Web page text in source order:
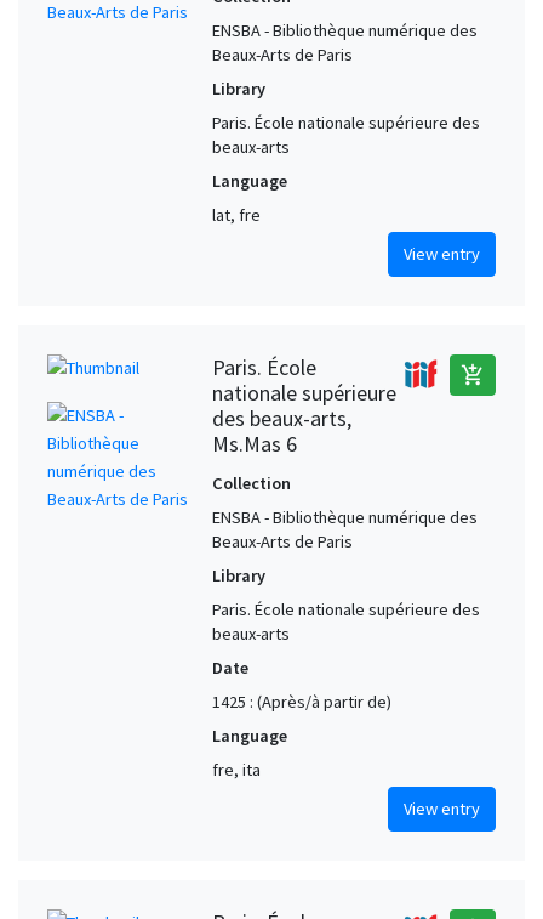
ENSBA - Bibliothèque numérique des
Beaux-Arts de Paris
Library
Paris. École nationale supérieure des
beaux-arts
Language
lat, fre
View entry
Paris. École
nationale supérieure
des beaux-arts,
Ms.Mas 6
add_shopping_cart
Collection
ENSBA - Bibliothèque numérique des
Beaux-Arts de Paris
Library
Paris. École nationale supérieure des
beaux-arts
Date
1425 : (Après/à partir de)
Language
fre, ita
View entry